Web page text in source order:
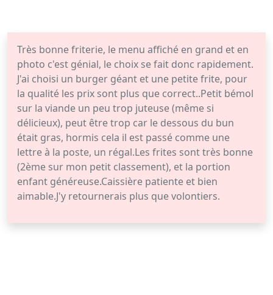
Très bonne friterie, le menu affiché en grand et en
photo c'est génial, le choix se fait donc rapidement.
J'ai choisi un burger géant et une petite frite, pour
la qualité les prix sont plus que correct..Petit bémol
sur la viande un peu trop juteuse (même si
délicieux), peut être trop car le dessous du bun
était gras, hormis cela il est passé comme une
lettre à la poste, un régal.Les frites sont très bonne
(2ème sur mon petit classement), et la portion
enfant généreuse.Caissière patiente et bien
aimable.J'y retournerais plus que volontiers.